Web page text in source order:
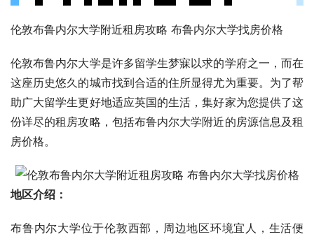
伦敦布鲁内尔大学附近租房攻略 布鲁内尔大学找房价格
伦敦布鲁内尔大学是许多留学生梦寐以求的学府之一，而在
这座历史悠久的城市找到合适的住所显得尤为重要。为了帮
助广大留学生更好地适应英国的生活，集好家为您提供了这
份详尽的租房攻略，包括布鲁内尔大学附近的房源信息及租
房价格。
地区介绍：
布鲁内尔大学位于伦敦西部，周边地区环境宜人，生活便